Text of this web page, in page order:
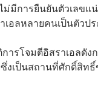
มีการยืนยันตัวเลขแ
เอลหลายคนเป็นตัวป
รโจมตีอิสราเอลดัง
งเป็นสถานที่ศักดิ์สิท